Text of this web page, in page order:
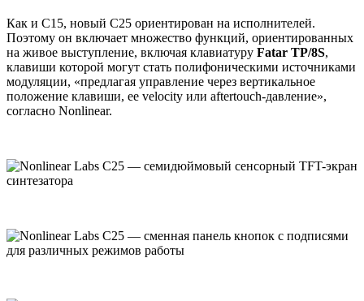
Как и C15, новый C25 ориентирован на исполнителей.
Поэтому он включает множество функций, ориентированных
на живое выступление, включая клавиатуру Fatar TP/8S,
клавиши которой могут стать полифоническими источниками
модуляции, «предлагая управление через вертикальное
положение клавиши, ее velocity или aftertouch-давление»,
согласно Nonlinear.